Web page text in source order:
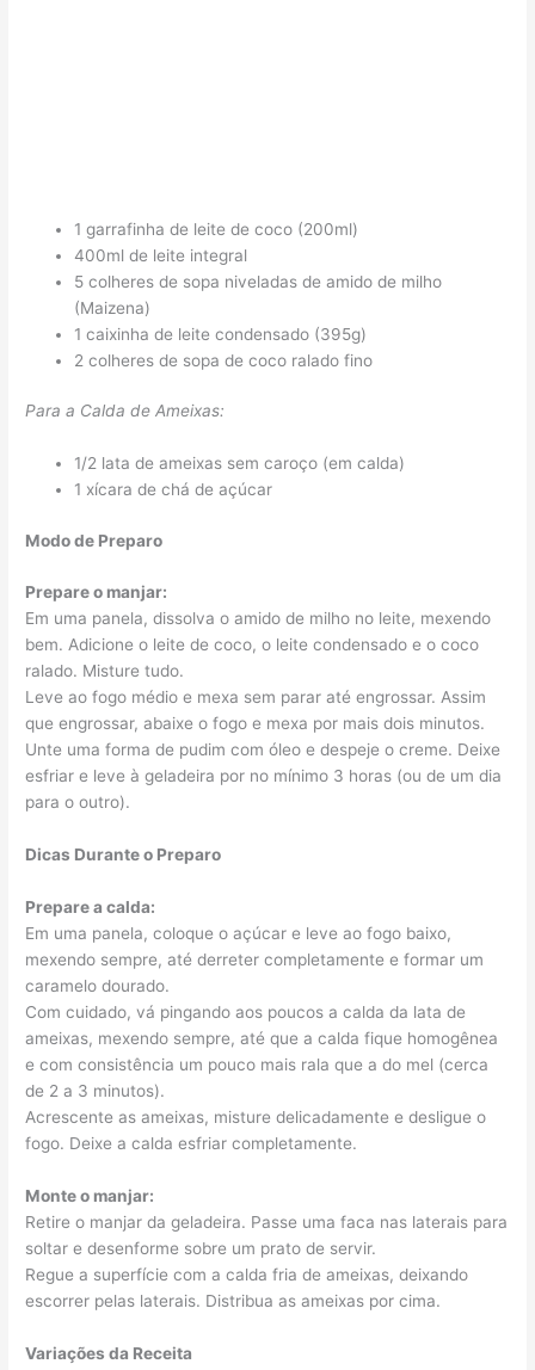
1 garrafinha de leite de coco (200ml)
400ml de leite integral
5 colheres de sopa niveladas de amido de milho
(Maizena)
1 caixinha de leite condensado (395g)
2 colheres de sopa de coco ralado fino
Para a Calda de Ameixas:
1/2 lata de ameixas sem caroço (em calda)
1 xícara de chá de açúcar
Modo de Preparo
Prepare o manjar:
Em uma panela, dissolva o amido de milho no leite, mexendo
bem. Adicione o leite de coco, o leite condensado e o coco
ralado. Misture tudo.
Leve ao fogo médio e mexa sem parar até engrossar. Assim
que engrossar, abaixe o fogo e mexa por mais dois minutos.
Unte uma forma de pudim com óleo e despeje o creme. Deixe
esfriar e leve à geladeira por no mínimo 3 horas (ou de um dia
para o outro).
Dicas Durante o Preparo
Prepare a calda:
Em uma panela, coloque o açúcar e leve ao fogo baixo,
mexendo sempre, até derreter completamente e formar um
caramelo dourado.
Com cuidado, vá pingando aos poucos a calda da lata de
ameixas, mexendo sempre, até que a calda fique homogênea
e com consistência um pouco mais rala que a do mel (cerca
de 2 a 3 minutos).
Acrescente as ameixas, misture delicadamente e desligue o
fogo. Deixe a calda esfriar completamente.
Monte o manjar:
Retire o manjar da geladeira. Passe uma faca nas laterais para
soltar e desenforme sobre um prato de servir.
Regue a superfície com a calda fria de ameixas, deixando
escorrer pelas laterais. Distribua as ameixas por cima.
Variações da Receita